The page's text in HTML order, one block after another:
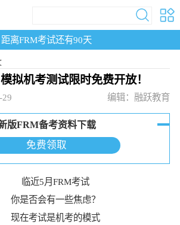
距离FRM考试还有90天
拟机考测试限时免费开放！
编辑：融跃教育
版FRM备考资料下载
免费领取
临近5月FRM考试
你是否会有一些焦虑？
现在考试是机考的模式